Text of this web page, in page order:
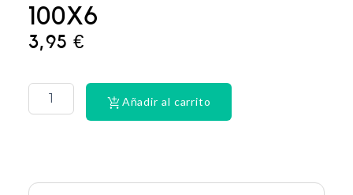
100X6
3,95 €
ULTRA
HEAT
PLUS
Añadir al carrito